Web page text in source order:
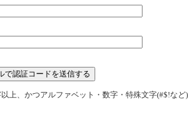
ウント情報をいかなる第三者に対しても譲渡及び貸与
登録したアカウント情報に基づく各サイトの利用に際
する行為があった場合又はそのおそれがある場合、運
より、利用者に対する事前の告知なく利用者が登録した
上、かつアルファベット・数字・特殊文字(#$!など